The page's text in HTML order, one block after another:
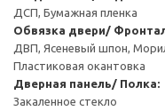
ДСП, Бумажная пленка
Обвязка двери/
ДВП, Ясеневый шпон,
Пластиковая окантовка
Дверная панель/ Полка:
Закаленное стекло